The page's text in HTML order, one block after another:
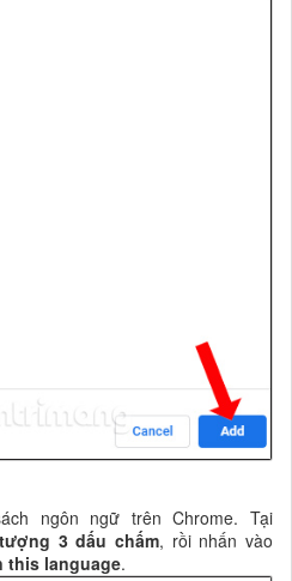
ngôn ngữ trên Chrome. Tại
3 dấu chấm, rồi nhấn vào
this language.